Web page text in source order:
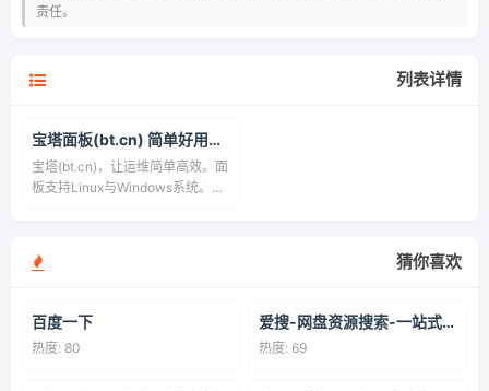
责任。
列表详情
宝塔面板(bt.cn) 简单好用的Linux/Windows服务器运维管理面板
宝塔(bt.cn)，让运维简单高效。面
板支持Linux与Windows系统。一
猜你喜欢
百度一下
热度: 80
爱搜-网盘资源搜索-一站式网盘资源搜索，阿里夸克百度迅雷UC全聚合
热度: 69